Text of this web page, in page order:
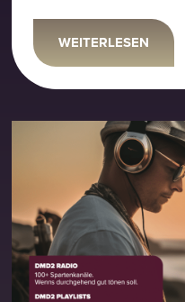
WEITERLESEN